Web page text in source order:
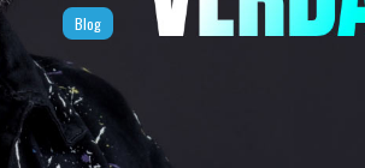
Blog